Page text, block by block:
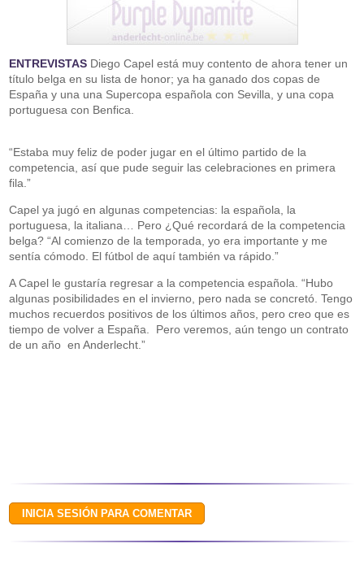
ENTREVISTAS Diego Capel está muy contento de ahora tener un
título belga en su lista de honor; ya ha ganado dos copas de
España y una una Supercopa española con Sevilla, y una copa
portuguesa con Benfica.
“Estaba muy feliz de poder jugar en el último partido de la
competencia, así que pude seguir las celebraciones en primera
fila.”
Capel ya jugó en algunas competencias: la española, la
portuguesa, la italiana… Pero ¿Qué recordará de la competencia
belga? “Al comienzo de la temporada, yo era importante y me
sentía cómodo. El fútbol de aquí también va rápido.”
A Capel le gustaría regresar a la competencia española. “Hubo
algunas posibilidades en el invierno, pero nada se concretó. Tengo
muchos recuerdos positivos de los últimos años, pero creo que es
tiempo de volver a España. Pero veremos, aún tengo un contrato
de un año en Anderlecht.”